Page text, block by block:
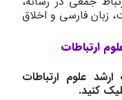
زبان فارسی و اخلاق
ارتباطات
علوم ارتباطات